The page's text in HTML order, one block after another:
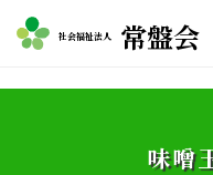
社会福祉法人 常盤会
味噌